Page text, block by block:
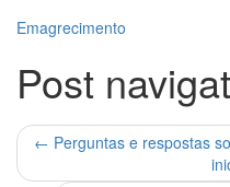
Emagrecimento
Post
← Perguntas e respostas